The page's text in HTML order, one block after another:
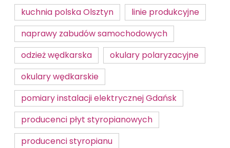
kuchnia polska Olsztyn
linie produkcyjne
naprawy zabudów samochodowych
odzież wędkarska
okulary polaryzacyjne
okulary wędkarskie
pomiary instalacji elektrycznej Gdańsk
producenci płyt styropianowych
producenci styropianu